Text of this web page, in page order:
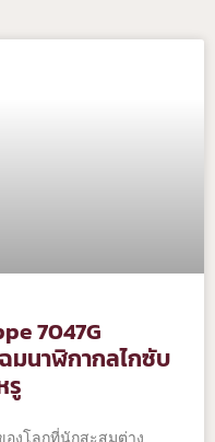
7047G
มนาฬิกากลไกซับ
รู